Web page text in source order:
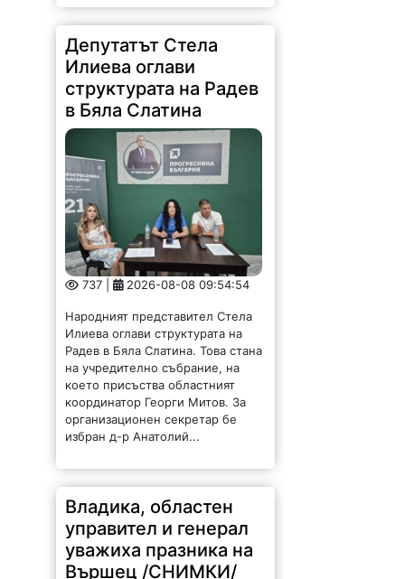
Депутатът Стела
Илиева оглави
структурата на Радев
в Бяла Слатина
737 | 2026-08-08 09:54:54
Народният представител Стела
Илиева оглави структурата на
Радев в Бяла Слатина. Това стана
на учредително събрание, на
което присъства областният
координатор Георги Митов. За
организационен секретар бе
избран д-р Анатолий...
Владика, областен
управител и генерал
уважиха празника на
Вършец /СНИМКИ/